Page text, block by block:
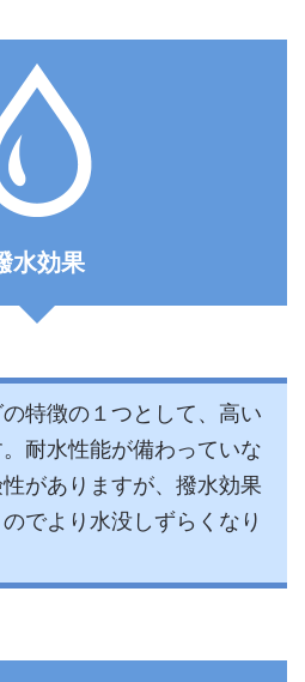
水効果
特徴の１つとして、高い
耐水性能が備わっていな
がありますが、撥水効果
でより水没しずらくなり